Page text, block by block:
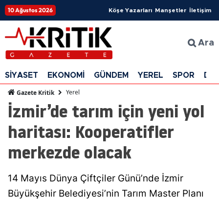
10 Ağustos 2026 Köşe Yazarları Manşetler İletişim
Ara
SİYASET EKONOMİ GÜNDEM YEREL SPOR
Gazete Kritik Yerel
İzmir’de tarım için yeni yol
haritası: Kooperatifler
merkezde olacak
14 Mayıs Dünya Çiftçiler Günü’nde İzmir
Büyükşehir Belediyesi’nin Tarım Master Planı